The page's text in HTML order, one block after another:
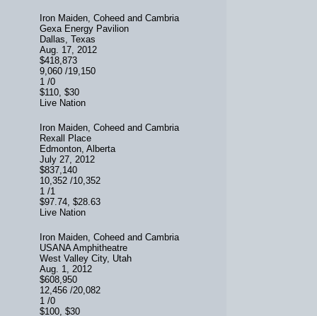
Iron Maiden, Coheed and Cambria
Gexa Energy Pavilion
Dallas, Texas
Aug. 17, 2012
$418,873
9,060 /19,150
1 /0
$110, $30
Live Nation
Iron Maiden, Coheed and Cambria
Rexall Place
Edmonton, Alberta
July 27, 2012
$837,140
10,352 /10,352
1 /1
$97.74, $28.63
Live Nation
Iron Maiden, Coheed and Cambria
USANA Amphitheatre
West Valley City, Utah
Aug. 1, 2012
$608,950
12,456 /20,082
1 /0
$100, $30